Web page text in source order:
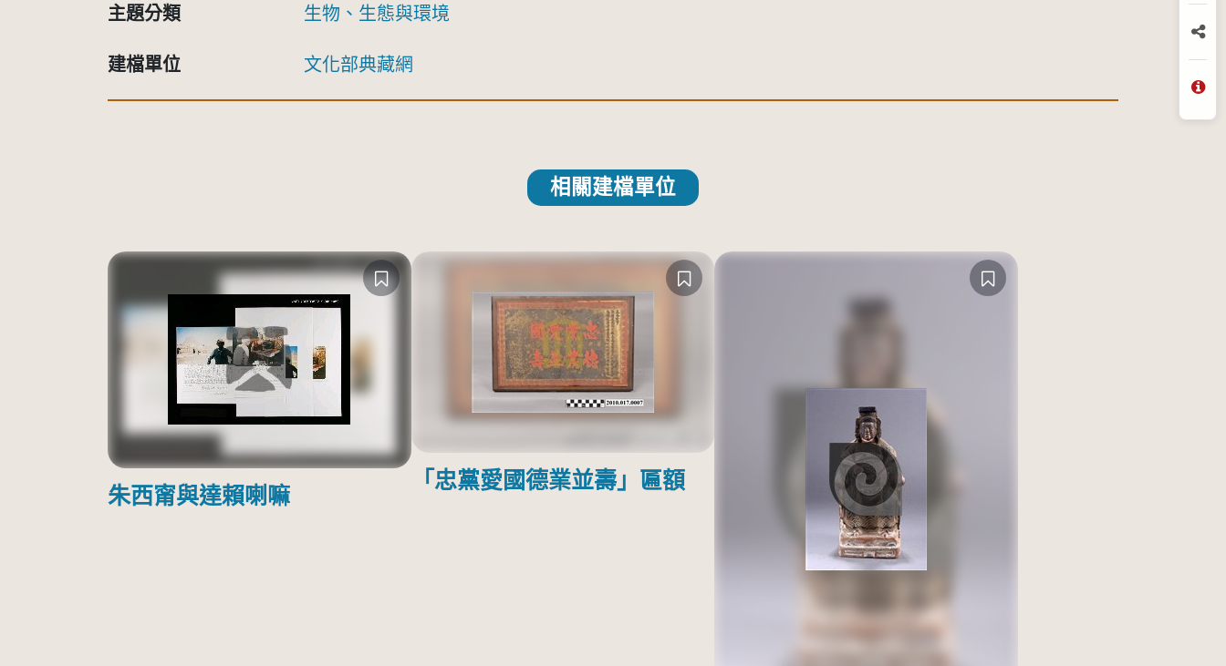
主題分類 生物、生態與環境
建檔單位 文化部典藏網
相關建檔單位
朱西甯與達賴喇嘛
「忠黨愛國德業並壽」匾額
分